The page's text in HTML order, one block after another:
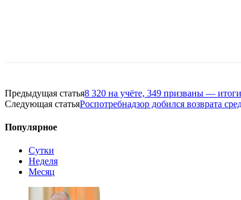
Предыдущая статья8 320 на учёте, 349 призваны —
Следующая статьяРоспотребнадзор добился возврата
Популярное
Сутки
Неделя
Месяц